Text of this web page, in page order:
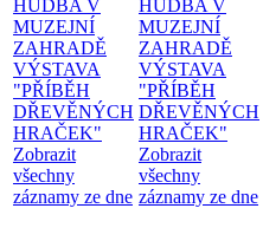
HUDBA V
MUZEJNÍ
ZAHRADĚ
VÝSTAVA
"PŘÍBĚH
DŘEVĚNÝCH
HRAČEK"
Zobrazit
všechny
záznamy ze dne
HUDBA V
MUZEJNÍ
ZAHRADĚ
VÝSTAVA
"PŘÍBĚH
DŘEVĚNÝCH
HRAČEK"
Zobrazit
všechny
záznamy ze dne